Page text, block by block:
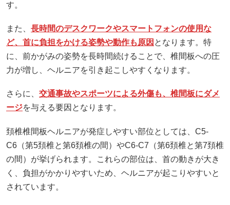
す。
また、 長時間のデスクワークやスマートフォンの使用な
ど、首に負担をかける姿勢や動作も原因 となります。特
に、前かがみの姿勢を長時間続けることで、椎間板への圧
力が増し、ヘルニアを引き起こしやすくなります。
さらに、 交通事故やスポーツによる外傷も、椎間板にダメ
ージを与える要因となります。
頚椎椎間板ヘルニアが発症しやすい部位としては、C5-
C6（第5頚椎と第6頚椎の間）やC6-C7（第6頚椎と第7頚椎
の間）が挙げられます。これらの部位は、首の動きが大き
く、負担がかかりやすいため、ヘルニアが起こりやすいと
されています。